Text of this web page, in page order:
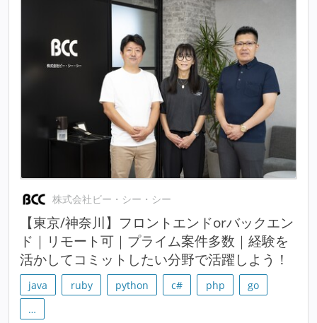
株式会社ビー・シー・シー
【東京/神奈川】フロントエンドorバックエン
ド｜リモート可｜プライム案件多数｜経験を
活かしてコミットしたい分野で活躍しよう！
java ruby python c# php
go
…